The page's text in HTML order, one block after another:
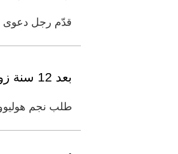
قدّم رجل دعوى
بعد 12 سنة زواج وسنة طلاق .. براد بيت يطالب أنجلينا جولي بفتح "إيميلاتها" !
طلب نجم